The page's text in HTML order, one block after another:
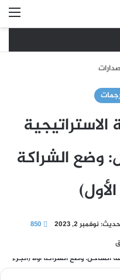
وضع الشراكة
نوفمبر 2, 2023
850